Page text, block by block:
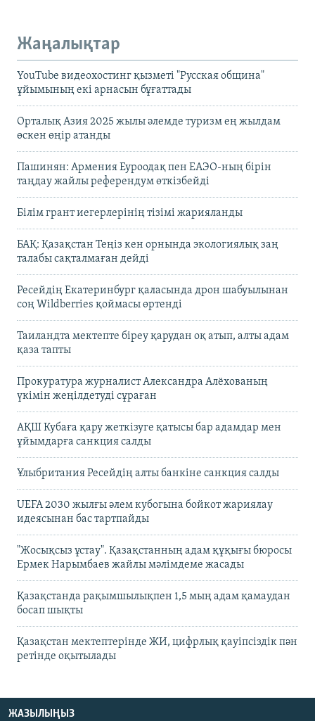
Жаңалықтар
YouTube видеохостинг қызметі "Русская община"
ұйымының екі арнасын бұғаттады
Орталық Азия 2025 жылы әлемде туризм ең жылдам
өскен өңір атанды
Пашинян: Армения Еуроодақ пен ЕАЭО-ның бірін
таңдау жайлы референдум өткізбейді
Білім грант иегерлерінің тізімі жарияланды
БАҚ: Қазақстан Теңіз кен орнында экологиялық заң
талабы сақталмаған дейді
Ресейдің Екатеринбург қаласында дрон шабуылынан
соң Wildberries қоймасы өртенді
Таиландта мектепте біреу қарудан оқ атып, алты адам
қаза тапты
Прокуратура журналист Александра Алёхованың
үкімін жеңілдетуді сұраған
АҚШ Кубаға қару жеткізуге қатысы бар адамдар мен
ұйымдарға санкция салды
Ұлыбритания Ресейдің алты банкіне санкция салды
UEFA 2030 жылғы әлем кубогына бойкот жариялау
идеясынан бас тартпайды
"Жосықсыз ұстау". Қазақстанның адам құқығы бюросы
Ермек Нарымбаев жайлы мәлімдеме жасады
Қазақстанда рақымшылықпен 1,5 мың адам қамаудан
босап шықты
Қазақстан мектептерінде ЖИ, цифрлық қауіпсіздік пән
ретінде оқытылады
ЖАЗЫЛЫҢЫЗ